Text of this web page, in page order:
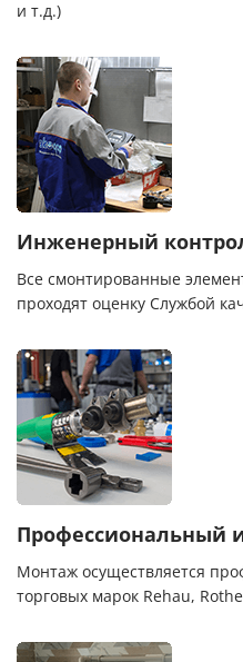
и т.д.)
Инженерный
Все смонтированные
проходят оценку Службой
Профессиональный
Монтаж осуществляется
торговых марок Rehau,